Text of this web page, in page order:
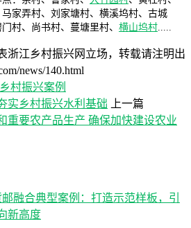
家弄村、刘家塘村、横溪坞村、古城
村、尚书村、蔓塘里村、 横山坞村
浙江乡村振兴网立场，转载请注明出
news/140.html
乡村振兴案例
实乡村振兴水利基础
上一篇
重要农产品生产 确保加快建设农业